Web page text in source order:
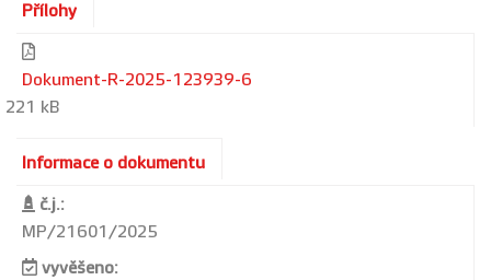
Přílohy
Dokument-R-2025-123939-6
221 kB
Informace o dokumentu
č.j.:
MP/21601/2025
vyvěšeno: